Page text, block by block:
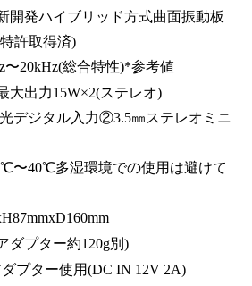
開発ハイブリッド方式曲面振動板
許取得済)
〜20kHz(総合特性)*参考値
大出力15W×2(ステレオ)
デジタル入力②3.5㎜ステレオミニ
〜40℃多湿環境での使用は避けて
ダプター約120g別)
プター使用(DC IN 12V 2A)